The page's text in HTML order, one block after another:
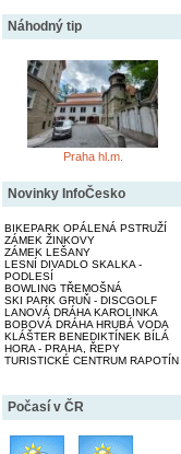
Náhodný tip
Praha hl.m.
Novinky InfoČesko
BIKEPARK OPÁLENÁ PSTRUŽÍ
ZÁMEK ŽINKOVY
ZÁMEK LEŠANY
LESNÍ DIVADLO SKALKA -
PODLESÍ
BOWLING TŘEMOŠNÁ
SKI PARK GRUŇ - DISCGOLF
LANOVÁ DRÁHA KAROLINKA
BOBOVÁ DRÁHA HRUBÁ VODA
KLÁŠTER BENEDIKTÍNEK BÍLÁ
HORA - PRAHA, ŘEPY
TURISTICKÉ CENTRUM RAPOTÍN
Počasí v ČR